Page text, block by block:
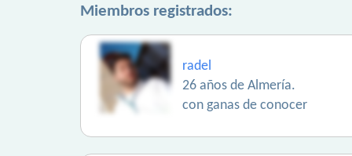
Miembros registrados:
radel
26 años de Almería.
con ganas de conocer